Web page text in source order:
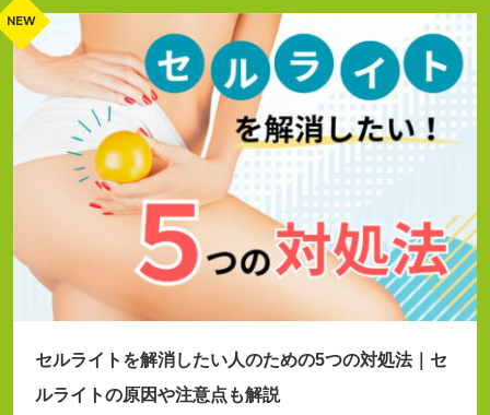
セルライトを解消したい人のための5つの対処法｜セ
ルライトの原因や注意点も解説